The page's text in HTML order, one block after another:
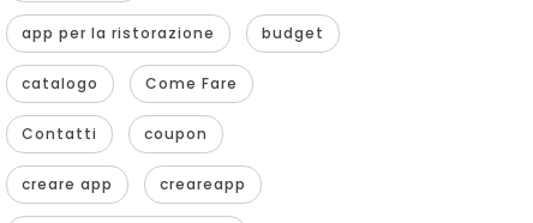
app per la ristorazione budget
catalogo Come Fare
Contatti coupon
creare app creareapp